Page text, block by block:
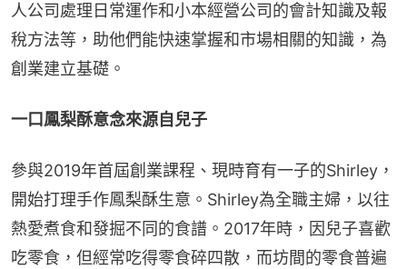
人公司處理日常運作和小本經營公司的會計知識及報
稅方法等，助他們能快速掌握和市場相關的知識，為
創業建立基礎。
一口鳳梨酥意念來源自兒子
參與2019年首屆創業課程、現時育有一子的Shirley，
開始打理手作鳳梨酥生意。Shirley為全職主婦，以往
熱愛煮食和發掘不同的食譜。2017年時，因兒子喜歡
吃零食，但經常吃得零食碎四散，而坊間的零食普遍